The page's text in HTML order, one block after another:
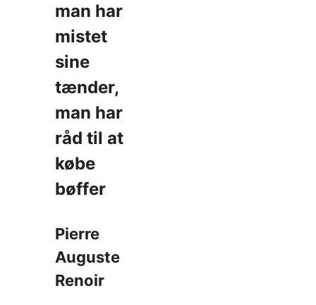
man har
mistet
sine
tænder,
man har
råd til at
købe
bøffer
Pierre
Auguste
Renoir